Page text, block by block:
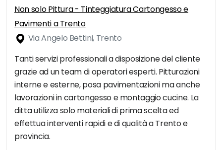
Non solo Pittura - Tinteggiatura Cartongesso e
Pavimenti a Trento
Via Angelo Bettini, Trento
Tanti servizi professionali a disposizione del cliente
grazie ad un team di operatori esperti. Pitturazioni
interne e esterne, posa pavimentazioni ma anche
lavorazioni in cartongesso e montaggio cucine. La
ditta utilizza solo materiali di prima scelta ed
effettua interventi rapidi e di qualità a Trento e
provincia.